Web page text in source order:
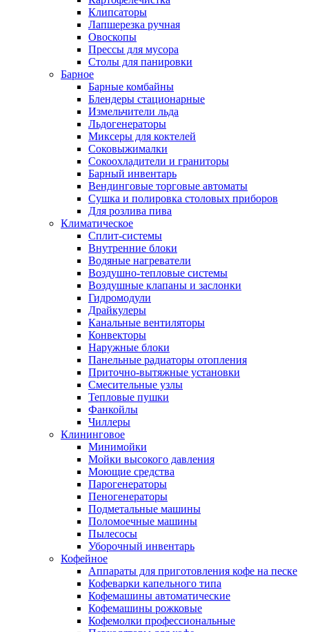
Клипсаторы
Лапшерезка ручная
Овоскопы
Прессы для мусора
Столы для панировки
Барное
Барные комбайны
Блендеры стационарные
Измельчители льда
Льдогенераторы
Миксеры для коктелей
Соковыжималки
Сокоохладители и граниторы
Барный инвентарь
Вендинговые торговые автоматы
Сушка и полировка столовых приборов
Для розлива пива
Климатическое
Сплит-системы
Внутренние блоки
Водяные нагреватели
Воздушно-тепловые системы
Воздушные клапаны и заслонки
Гидромодули
Драйкулеры
Канальные вентиляторы
Конвекторы
Наружные блоки
Панельные радиаторы отопления
Приточно-вытяжные установки
Смесительные узлы
Тепловые пушки
Фанкойлы
Чиллеры
Клининговое
Минимойки
Мойки высокого давления
Моющие средства
Парогенераторы
Пеногенераторы
Подметальные машины
Поломоечные машины
Пылесосы
Уборочный инвентарь
Кофейное
Аппараты для приготовления кофе на песке
Кофеварки капельного типа
Кофемашины автоматические
Кофемашины рожковые
Кофемолки профессиональные